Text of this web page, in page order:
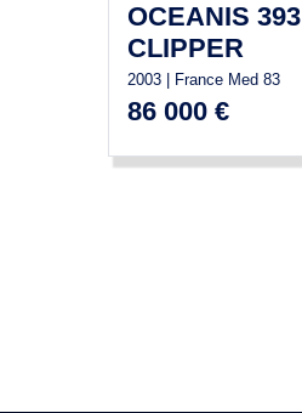
OCEANIS 393
CLIPPER
2003 | France Med 83
86 000 €